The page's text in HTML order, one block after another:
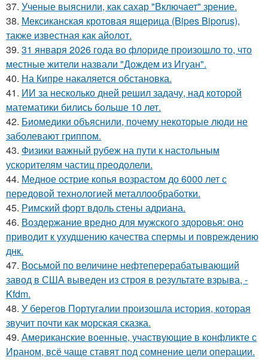
37. Ученые выяснили, как сахар "Включает" зрение.
38. Мексиканская кротовая ящерица (Bipes Biporus),
также известная как айолот.
39. 31 января 2026 года во флориде произошло то, что
местные жители назвали "Дождем из Игуан".
40. На Кипре накаляется обстановка.
41. ИИ за несколько дней решил задачу, над которой
математики бились больше 10 лет.
42. Биомедики объяснили, почему некоторые люди не
заболевают гриппом.
43. Физики важный рубеж на пути к настольным
ускорителям частиц преодолели.
44. Медное острие копья возрастом до 6000 лет с
передовой технологией металлообработки.
45. Римский форт вдоль стены адриана.
46. Воздержание вредно для мужского здоровья: оно
приводит к ухудшению качества спермы и повреждению
днк.
47. Восьмой по величине нефтеперерабатывающий
завод в США выведен из строя в результате взрыва, -
Kfdm.
48. У берегов Португалии произошла история, которая
звучит почти как морская сказка.
49. Американские военные, участвующие в конфликте с
Ираном, всё чаще ставят под сомнение цели операции.